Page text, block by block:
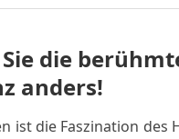
die
anders!
ist die Faszination des